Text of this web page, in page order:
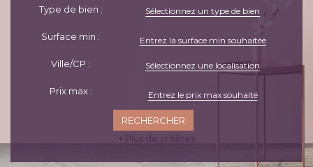
Type de bien : Sélectionnez un type de bien
Surface min :
Ville/CP : Sélectionnez une localisation
Prix max :
+ Plus de critères